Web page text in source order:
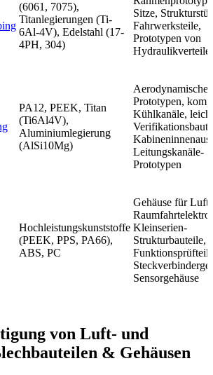
(6061, 7075),
Titanlegierungen (Ti-
6Al-4V), Edelstahl (17-
4PH, 304)
Sitze,
Fahrwerksteile,
Prototypen von
PA12, PEEK, Titan
(Ti6Al4V),
Aluminiumlegierung
(AlSi10Mg)
Aerodynamische
Prototypen,
Kühlkanäle,
Leitungskanäle-
Prototypen
Hochleistungskunststoffe
(PEEK, PPS, PA66),
ABS, PC
Gehäuse für
Kleinserien-
Strukturbauteile,
Sensorgehäuse
von Luft- und
& Gehäusen